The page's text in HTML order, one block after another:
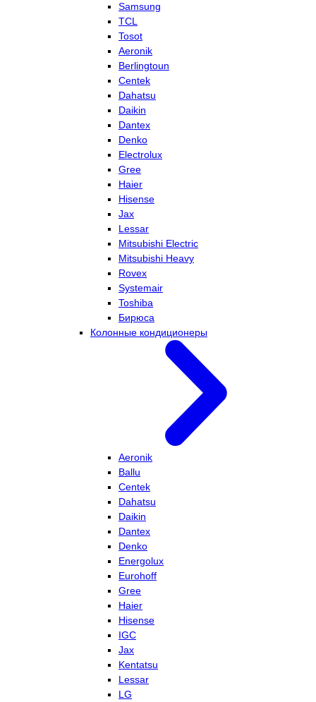
Samsung
TCL
Tosot
Aeronik
Berlingtoun
Centek
Dahatsu
Daikin
Dantex
Denko
Electrolux
Gree
Haier
Hisense
Jax
Lessar
Mitsubishi Electric
Mitsubishi Heavy
Rovex
Systemair
Toshiba
Бирюса
Колонные кондиционеры
Aeronik
Ballu
Centek
Dahatsu
Daikin
Dantex
Denko
Energolux
Eurohoff
Gree
Haier
Hisense
IGC
Jax
Kentatsu
Lessar
LG